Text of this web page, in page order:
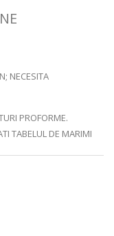
NECESITA
PROFORME.
TABELUL DE MARIMI